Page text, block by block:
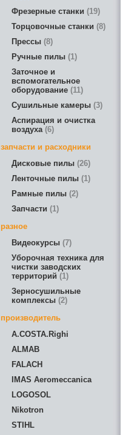
Фрезерные станки
19
Торцовочные станки 8
Прессы 8
Ручные пилы 1
Заточное и
вспомогательное
оборудование 11
Сушильные камеры 3
Аспирация и очистка
воздуха 6
запчасти и расходники
Дисковые пилы 26
Ленточные пилы 1
Рамные пилы 2
Запчасти
1
разное
Видеокурсы 7
Уборочная техника для
чистки заводских
территорий
1
Зерносушильные
комплексы 2
производитель
A.COSTA.Righi
ALMAB
FALACH
IMAS Aeromeccanica
LOGOSOL
Nikotron
STIHL